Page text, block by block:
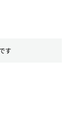
です